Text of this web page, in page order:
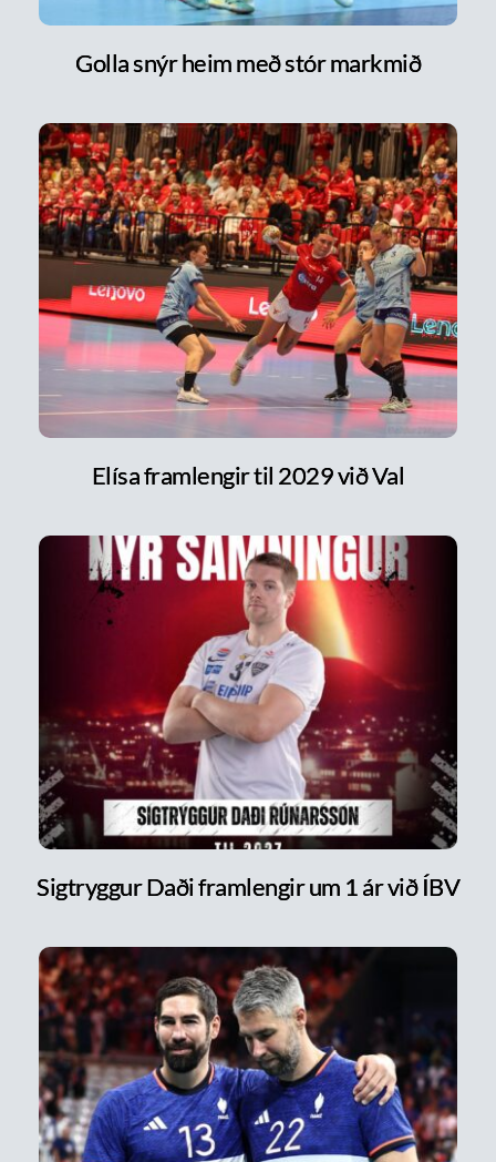
Golla snýr heim með stór markmið
Elísa framlengir til 2029 við Val
Sigtryggur Daði framlengir um 1 ár við ÍBV